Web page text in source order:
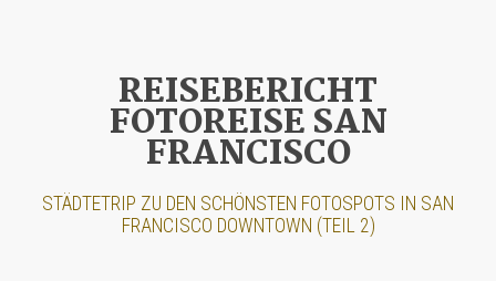
REISEBERICHT
FOTOREISE SAN
FRANCISCO
STÄDTETRIP ZU DEN SCHÖNSTEN FOTOSPOTS IN SAN
FRANCISCO DOWNTOWN (TEIL 2)